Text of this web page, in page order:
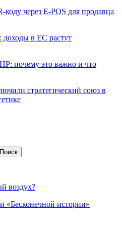
через E-POS для продавца
доходы в ЕС растут
почему это важно и что
стратегический союз в
воздух?
«Бесконечной истории»